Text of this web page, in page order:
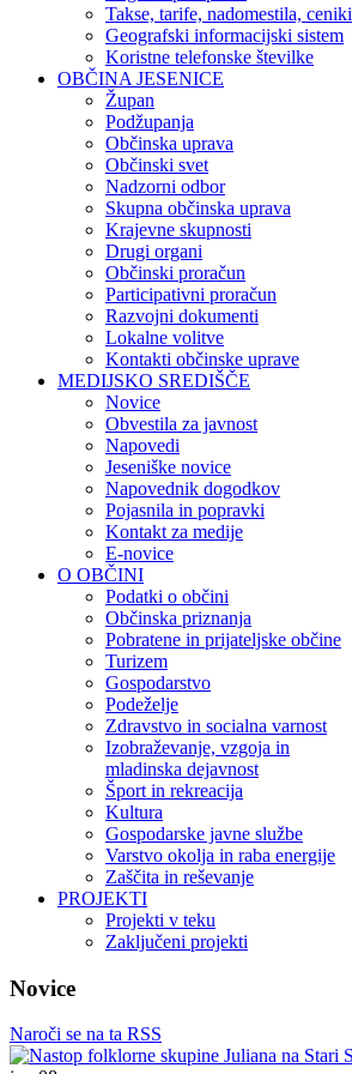
Takse, tarife, nadomestila, ceniki
Geografski informacijski sistem
Koristne telefonske številke
OBČINA JESENICE
Župan
Podžupanja
Občinska uprava
Občinski svet
Nadzorni odbor
Skupna občinska uprava
Krajevne skupnosti
Drugi organi
Občinski proračun
Participativni proračun
Razvojni dokumenti
Lokalne volitve
Kontakti občinske uprave
MEDIJSKO SREDIŠČE
Novice
Obvestila za javnost
Napovedi
Jeseniške novice
Napovednik dogodkov
Pojasnila in popravki
Kontakt za medije
E-novice
O OBČINI
Podatki o občini
Občinska priznanja
Pobratene in prijateljske občine
Turizem
Gospodarstvo
Podeželje
Zdravstvo in socialna varnost
Izobraževanje, vzgoja in
mladinska dejavnost
Šport in rekreacija
Kultura
Gospodarske javne službe
Varstvo okolja in raba energije
Zaščita in reševanje
PROJEKTI
Projekti v teku
Zaključeni projekti
Novice
Naroči se na ta RSS